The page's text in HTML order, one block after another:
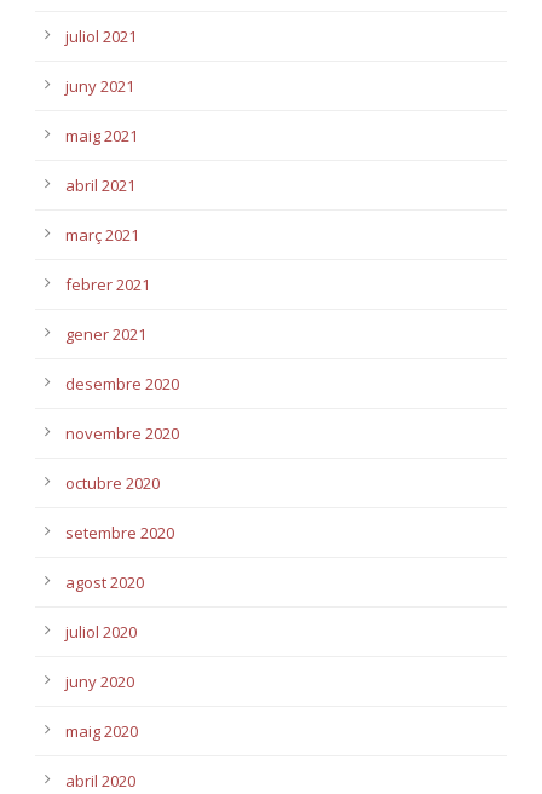
juliol 2021
juny 2021
maig 2021
abril 2021
març 2021
febrer 2021
gener 2021
desembre 2020
novembre 2020
octubre 2020
setembre 2020
agost 2020
juliol 2020
juny 2020
maig 2020
abril 2020